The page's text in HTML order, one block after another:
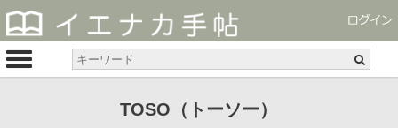
TOSO（トーソー）